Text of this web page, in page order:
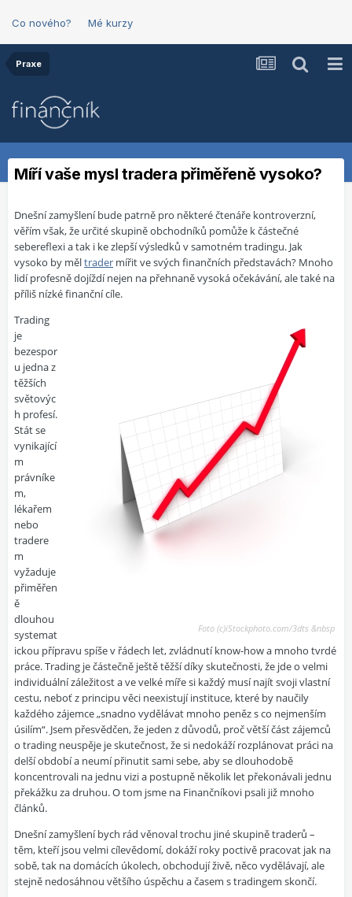
Co nového? Mé kurzy
Praxe
Míří vaše mysl tradera přiměřeně vysoko?
Dnešní zamyšlení bude patrně pro některé čtenáře kontroverzní,
věřím však, že určité skupině obchodníků pomůže k částečné
sebereflexi a tak i ke zlepší výsledků v samotném tradingu. Jak
vysoko by měltrader mířit ve svých finančních představách? Mnoho
lidí profesně dojíždí nejen na přehnaně vysoká očekávání, ale také na
příliš nízké finanční cíle.
Foto (c)iStockphoto.com/3dts &nbsp
Trading
je
bezespor
u jedna z
těžších
světovýc
h profesí.
Stát se
vynikající
m
právníke
m,
lékařem
nebo
tradere
m
vyžaduje
přiměřen
ě
dlouhou
systemat
ickou přípravu spíše v řádech let, zvládnutí know-how a mnoho tvrdé
práce. Trading je částečně ještě těžší díky skutečnosti, že jde o velmi
individuální záležitost a ve velké míře si každý musí najít svoji vlastní
cestu, neboť z principu věci neexistují instituce, které by naučily
každého zájemce „snadno vydělávat mnoho peněz s co nejmenším
úsilím“. Jsem přesvědčen, že jeden z důvodů, proč větší část zájemců
o trading neuspěje je skutečnost, že si nedokáží rozplánovat práci na
delší období a neumí přinutit sami sebe, aby se dlouhodobě
koncentrovali na jednu vizi a postupně několik let překonávali jednu
překážku za druhou. O tom jsme na Finančníkovi psali již mnoho
článků.
Dnešní zamyšlení bych rád věnoval trochu jiné skupině traderů –
těm, kteří jsou velmi cílevědomí, dokáží roky poctivě pracovat jak na
sobě, tak na domácích úkolech, obchodují živě, něco vydělávají, ale
stejně nedosáhnou většího úspěchu a časem s tradingem skončí.